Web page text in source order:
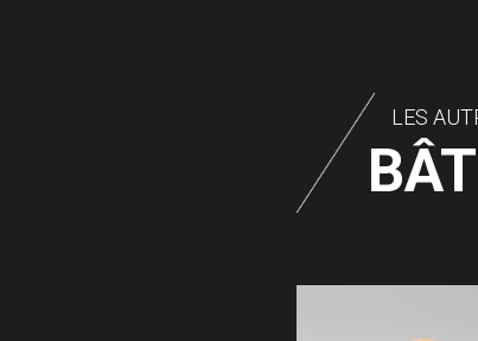
LES